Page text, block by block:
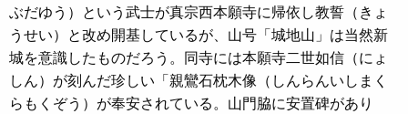
ぶだゆう）という武士が真宗西本願寺に帰依し教誓（きょ
うせい）と改め開基しているが、山号「城地山」は当然新
城を意識したものだろう。同寺には本願寺二世如信（にょ
しん）が刻んだ珍しい「親鸞石枕木像（しんらんいしまく
らもくぞう）が奉安されている。山門脇に安置碑があり